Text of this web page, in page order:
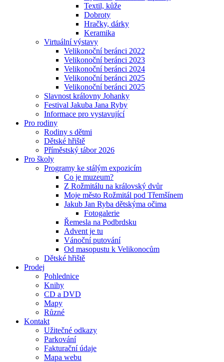
Textil, kůže
Dobroty
Hračky, dárky
Keramika
Virtuální výstavy
Velikonoční beránci 2022
Velikonoční beránci 2023
Velikonoční beránci 2024
Velikonoční beránci 2025
Velikonoční beránci 2025
Slavnost královny Johanky
Festival Jakuba Jana Ryby
Informace pro vystavující
Pro rodiny
Rodiny s dětmi
Dětské hřiště
Příměstský tábor 2026
Pro školy
Programy ke stálým expozicím
Co je muzeum?
Z Rožmitálu na královský dvůr
Moje město Rožmitál pod Třemšínem
Jakub Jan Ryba dětskýma očima
Fotogalerie
Řemesla na Podbrdsku
Advent je tu
Vánoční putování
Od masopustu k Velikonocům
Dětské hřiště
Prodej
Pohlednice
Knihy
CD a DVD
Mapy
Různé
Kontakt
Užitečné odkazy
Parkování
Fakturační údaje
Mapa webu